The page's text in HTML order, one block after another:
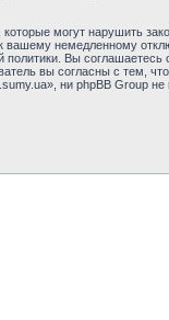
могут нарушить
вашему немедленному
Вы соглашаетесь
вы согласны с тем,
ни phpBB Group